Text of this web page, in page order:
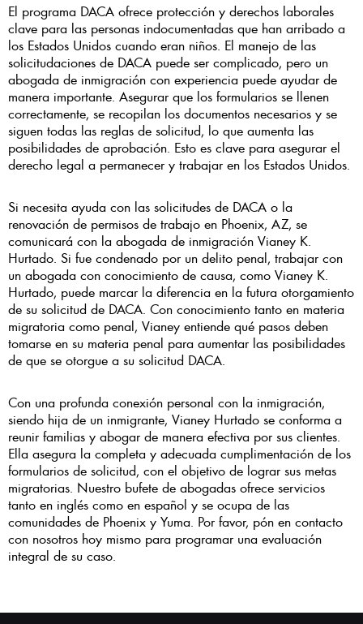
El programa DACA ofrece protección y derechos laborales
clave para las personas indocumentadas que han arribado a
los Estados Unidos cuando eran niños. El manejo de las
solicitudaciones de DACA puede ser complicado, pero un
abogada de inmigración con experiencia puede ayudar de
manera importante. Asegurar que los formularios se llenen
correctamente, se recopilan los documentos necesarios y se
siguen todas las reglas de solicitud, lo que aumenta las
posibilidades de aprobación. Esto es clave para asegurar el
derecho legal a permanecer y trabajar en los Estados Unidos.
Si necesita ayuda con las solicitudes de DACA o la
renovación de permisos de trabajo en Phoenix, AZ, se
comunicará con la abogada de inmigración Vianey K.
Hurtado. Si fue condenado por un delito penal, trabajar con
un abogada con conocimiento de causa, como Vianey K.
Hurtado, puede marcar la diferencia en la futura otorgamiento
de su solicitud de DACA. Con conocimiento tanto en materia
migratoria como penal, Vianey entiende qué pasos deben
tomarse en su materia penal para aumentar las posibilidades
de que se otorgue a su solicitud DACA.
Con una profunda conexión personal con la inmigración,
siendo hija de un inmigrante, Vianey Hurtado se conforma a
reunir familias y abogar de manera efectiva por sus clientes.
Ella asegura la completa y adecuada cumplimentación de los
formularios de solicitud, con el objetivo de lograr sus metas
migratorias. Nuestro bufete de abogadas ofrece servicios
tanto en inglés como en español y se ocupa de las
comunidades de Phoenix y Yuma. Por favor, pón en contacto
con nosotros hoy mismo para programar una evaluación
integral de su caso.